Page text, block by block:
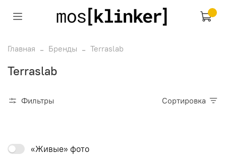
Главная Бренды Terraslab
Terraslab
Фильтры Сортировка
«Живые» фото